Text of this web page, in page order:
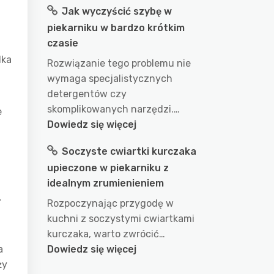
długo
gotować
wodę
w
garnku
aby
uzyskać
idealny
przepis
na
doskonałe
wykorzystanie
wody
podczas
gotowania
Jak wyczyścić szybę w
piekarniku w bardzo krótkim
czasie
Rozwiązanie tego problemu nie
wymaga specjalistycznych
detergentów czy
skomplikowanych narzędzi.…
Dowiedz się więcej:
wyczyścić
szybę
w
piekarniku
w
bardzo
krótkim
Soczyste cwiartki kurczaka
upieczone w piekarniku z
idealnym zrumienieniem
Rozpoczynając przygodę w
kuchni z soczystymi cwiartkami
kurczaka, warto zwrócić…
Dowiedz się więcej: